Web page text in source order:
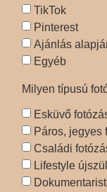
TikTok
Pinterest
Ajánlás
Egyéb
Milyen típusú
Esküvő
Páros, jegyes
Családi
Lifestyle